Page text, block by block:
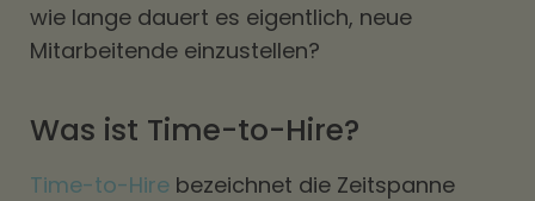
wie lange dauert es eigentlich, neue
Mitarbeitende einzustellen?
Was ist Time-to-Hire?
Time-to-Hire bezeichnet die Zeitspanne